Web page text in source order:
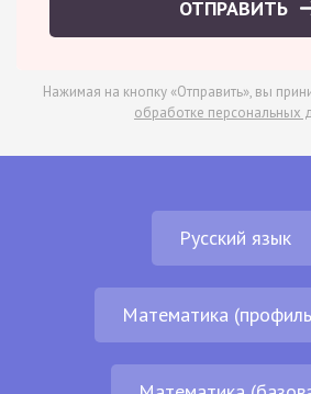
ОТПРАВИТЬ
Нажимая на кнопку «Отправить», вы
обработке персональных
Русский язык
Математика